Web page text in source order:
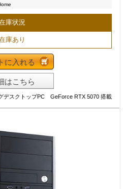
庫状況
庫あり
に入れる
はこちら
デスクトップPC GeForce RTX 5070 搭載